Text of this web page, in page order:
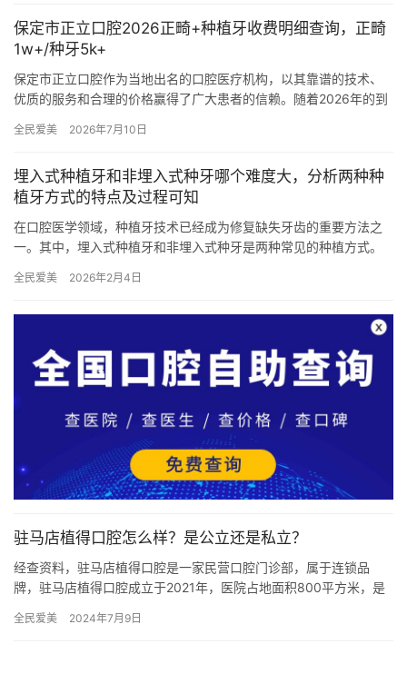
保定市正立口腔2026正畸+种植牙收费明细查询，正畸
1w+/种牙5k+
保定市正立口腔作为当地出名的口腔医疗机构，以其靠谱的技术、
优质的服务和合理的价格赢得了广大患者的信赖。随着2026年的到
提…
全民爱美 2026年7月10日
埋入式种植牙和非埋入式种牙哪个难度大，分析两种种
植牙方式的特点及过程可知
在口腔医学领域，种植牙技术已经成为修复缺失牙齿的重要方法之
一。其中，埋入式种植牙和非埋入式种牙是两种常见的种植方式。
了它们…
全民爱美 2026年2月4日
驻马店植得口腔怎么样？是公立还是私立？
经查资料，驻马店植得口腔是一家民营口腔门诊部，属于连锁品
牌，驻马店植得口腔成立于2021年，医院占地面积800平方米，是
畸、…
全民爱美 2024年7月9日